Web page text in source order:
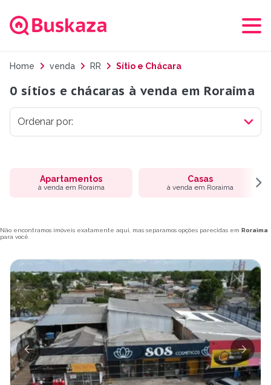
Home venda RR Sítio e Chácara
0 sítios e chácaras à venda em Roraima
Apartamentos
à venda em Roraima
Casas
à venda em Roraima
Não encontramos imóveis exatamente aqui, mas separamos opções parecidas em Roraima
para você.